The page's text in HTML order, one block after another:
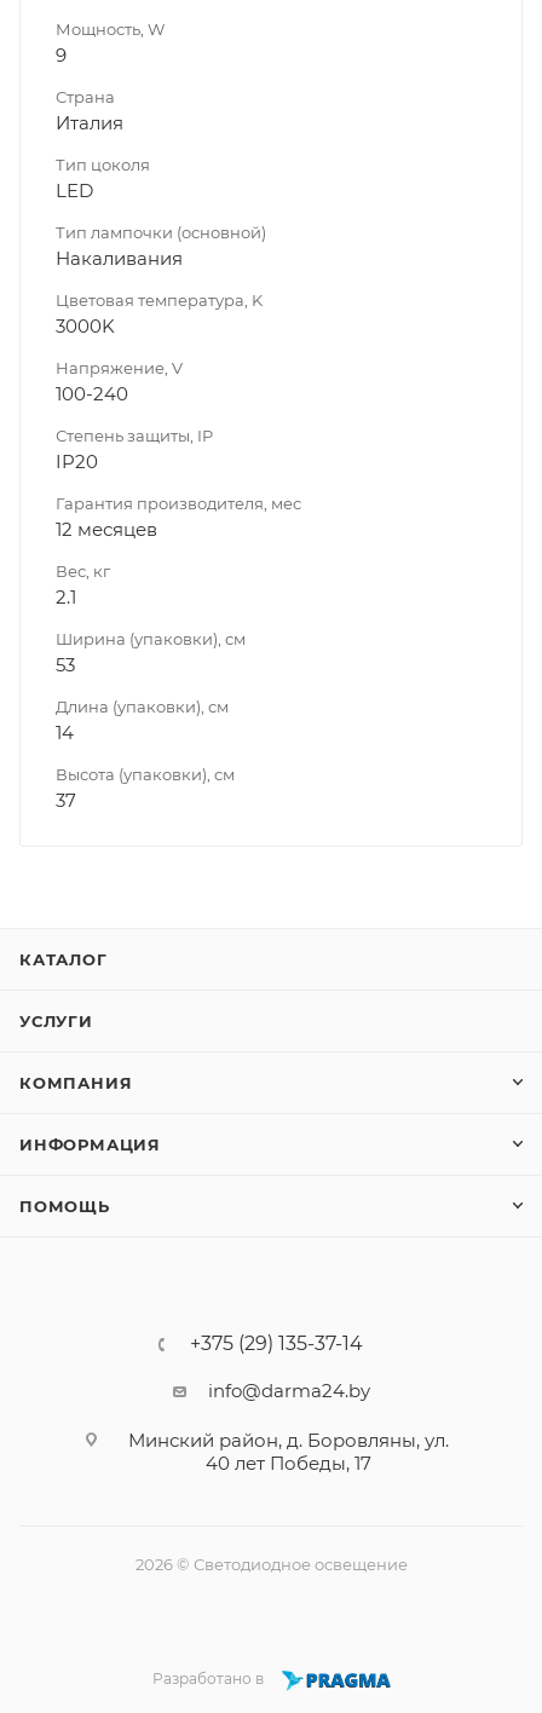
Мощность, W
9
Страна
Италия
Тип цоколя
LED
Тип лампочки (основной)
Накаливания
Цветовая температура, K
3000K
Напряжение, V
100-240
Степень защиты, IP
IP20
Гарантия производителя, мес
12 месяцев
Вес, кг
2.1
Ширина (упаковки), см
53
Длина (упаковки), см
14
Высота (упаковки), см
37
КАТАЛОГ
УСЛУГИ
КОМПАНИЯ
ИНФОРМАЦИЯ
ПОМОЩЬ
+375 (29) 135-37-14
info@darma24.by
Минский район, д. Боровляны, ул.
40 лет Победы, 17
2026 © Светодиодное освещение
Разработано в